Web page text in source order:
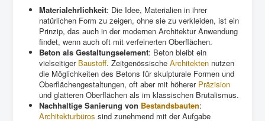
Materialehrlichkeit: Die Idee, Materialien in ihrer
natürlichen Form zu zeigen, ohne sie zu verkleiden, ist ein
Prinzip, das auch in der modernen Architektur Anwendung
findet, wenn auch oft mit verfeinerten Oberflächen.
Beton als Gestaltungselement: Beton bleibt ein
vielseitiger Baustoff. Zeitgenössische Architekten nutzen
die Möglichkeiten des Betons für skulpturale Formen und
Oberflächengestaltungen, oft aber mit höherer Präzision
und glatteren Oberflächen als im klassischen Brutalismus.
Nachhaltige Sanierung von Bestandsbauten:
Architekturbüros sind zunehmend mit der Aufgabe